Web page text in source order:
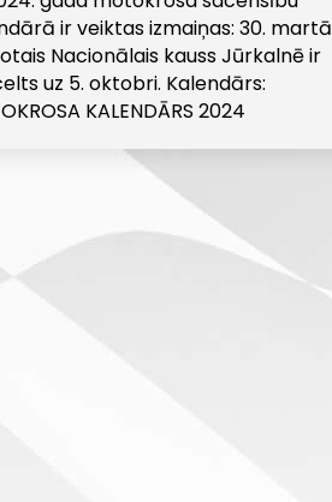
ir veiktas izmaiņas: 30. martā
Nacionālais kauss Jūrkalnē ir
uz 5. oktobri. Kalendārs:
KALENDĀRS 2024